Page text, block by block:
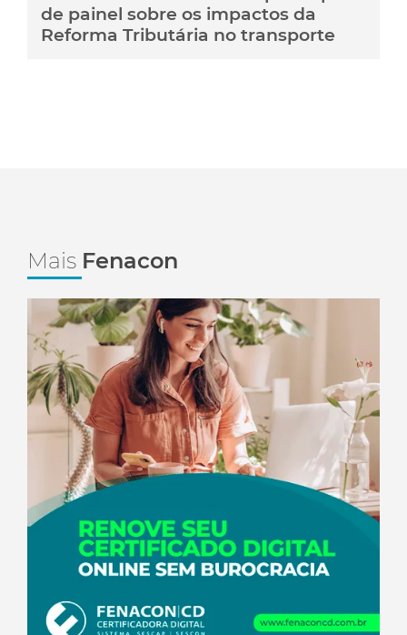
de painel sobre os impactos da
Reforma Tributária no transporte
Mais Fenacon